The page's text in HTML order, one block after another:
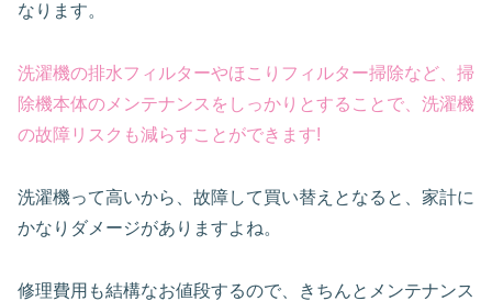
なります。
洗濯機の排水フィルターやほこりフィルター掃除など、掃
除機本体のメンテナンスをしっかりとすることで、洗濯機
の故障リスクも減らすことができます!
洗濯機って高いから、故障して買い替えとなると、家計に
かなりダメージがありますよね。
修理費用も結構なお値段するので、きちんとメンテナンス